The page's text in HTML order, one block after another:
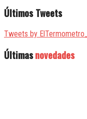
Últimos Tweets
Tweets by ElTermometro_
Últimasnovedades